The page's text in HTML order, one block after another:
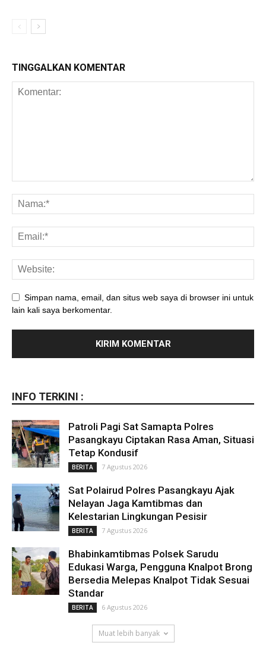
TINGGALKAN KOMENTAR
Simpan nama, email, dan situs web saya di browser ini untuk
lain kali saya berkomentar.
INFO TERKINI :
Patroli Pagi Sat Samapta Polres
Pasangkayu Ciptakan Rasa Aman, Situasi
Tetap Kondusif
BERITA 7 Agustus 2026
Sat Polairud Polres Pasangkayu Ajak
Nelayan Jaga Kamtibmas dan
Kelestarian Lingkungan Pesisir
BERITA 7 Agustus 2026
Bhabinkamtibmas Polsek Sarudu
Edukasi Warga, Pengguna Knalpot Brong
Bersedia Melepas Knalpot Tidak Sesuai
Standar
BERITA 6 Agustus 2026
Muat lebih banyak